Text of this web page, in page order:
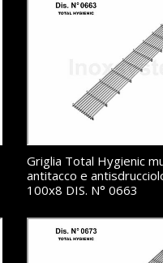
Griglia Total Hygienic
antitacco e
100x8 DIS. N° 0663